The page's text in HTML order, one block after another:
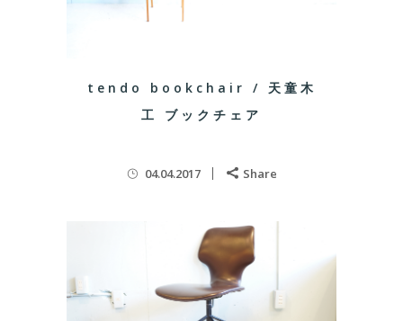
tendo bookchair / 天童木
工 ブックチェア
04.04.2017 Share